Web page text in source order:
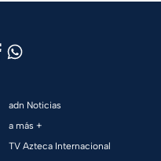
adn Noticias
a más +
TV Azteca Internacional